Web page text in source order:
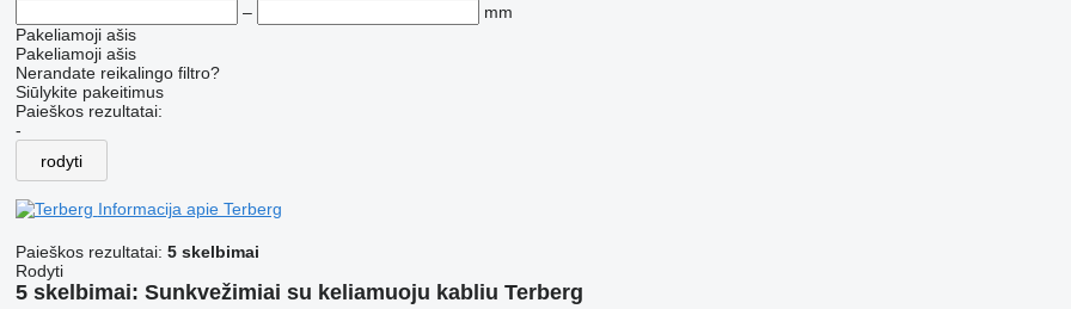
–
mm
Pakeliamoji ašis
Pakeliamoji ašis
Nerandate reikalingo filtro?
Siūlykite pakeitimus
Paieškos rezultatai:
-
rodyti
Informacija apie Terberg
Paieškos rezultatai: 5 skelbimai
Rodyti
5 skelbimai: Sunkvežimiai su keliamuoju kabliu Terberg